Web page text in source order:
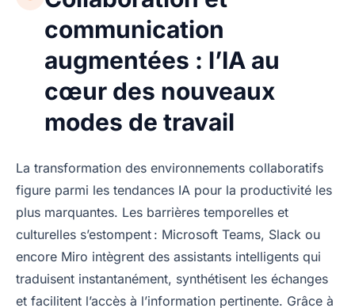
communication
augmentées : l’IA au
cœur des nouveaux
modes de travail
La transformation des environnements collaboratifs
figure parmi les tendances IA pour la productivité les
plus marquantes. Les barrières temporelles et
culturelles s’estompent : Microsoft Teams, Slack ou
encore Miro intègrent des assistants intelligents qui
traduisent instantanément, synthétisent les échanges
et facilitent l’accès à l’information pertinente. Grâce à